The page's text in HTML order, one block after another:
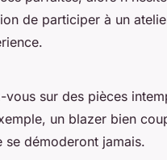
de participer à un
sur des pièces
un blazer bien
démoderont jamais.